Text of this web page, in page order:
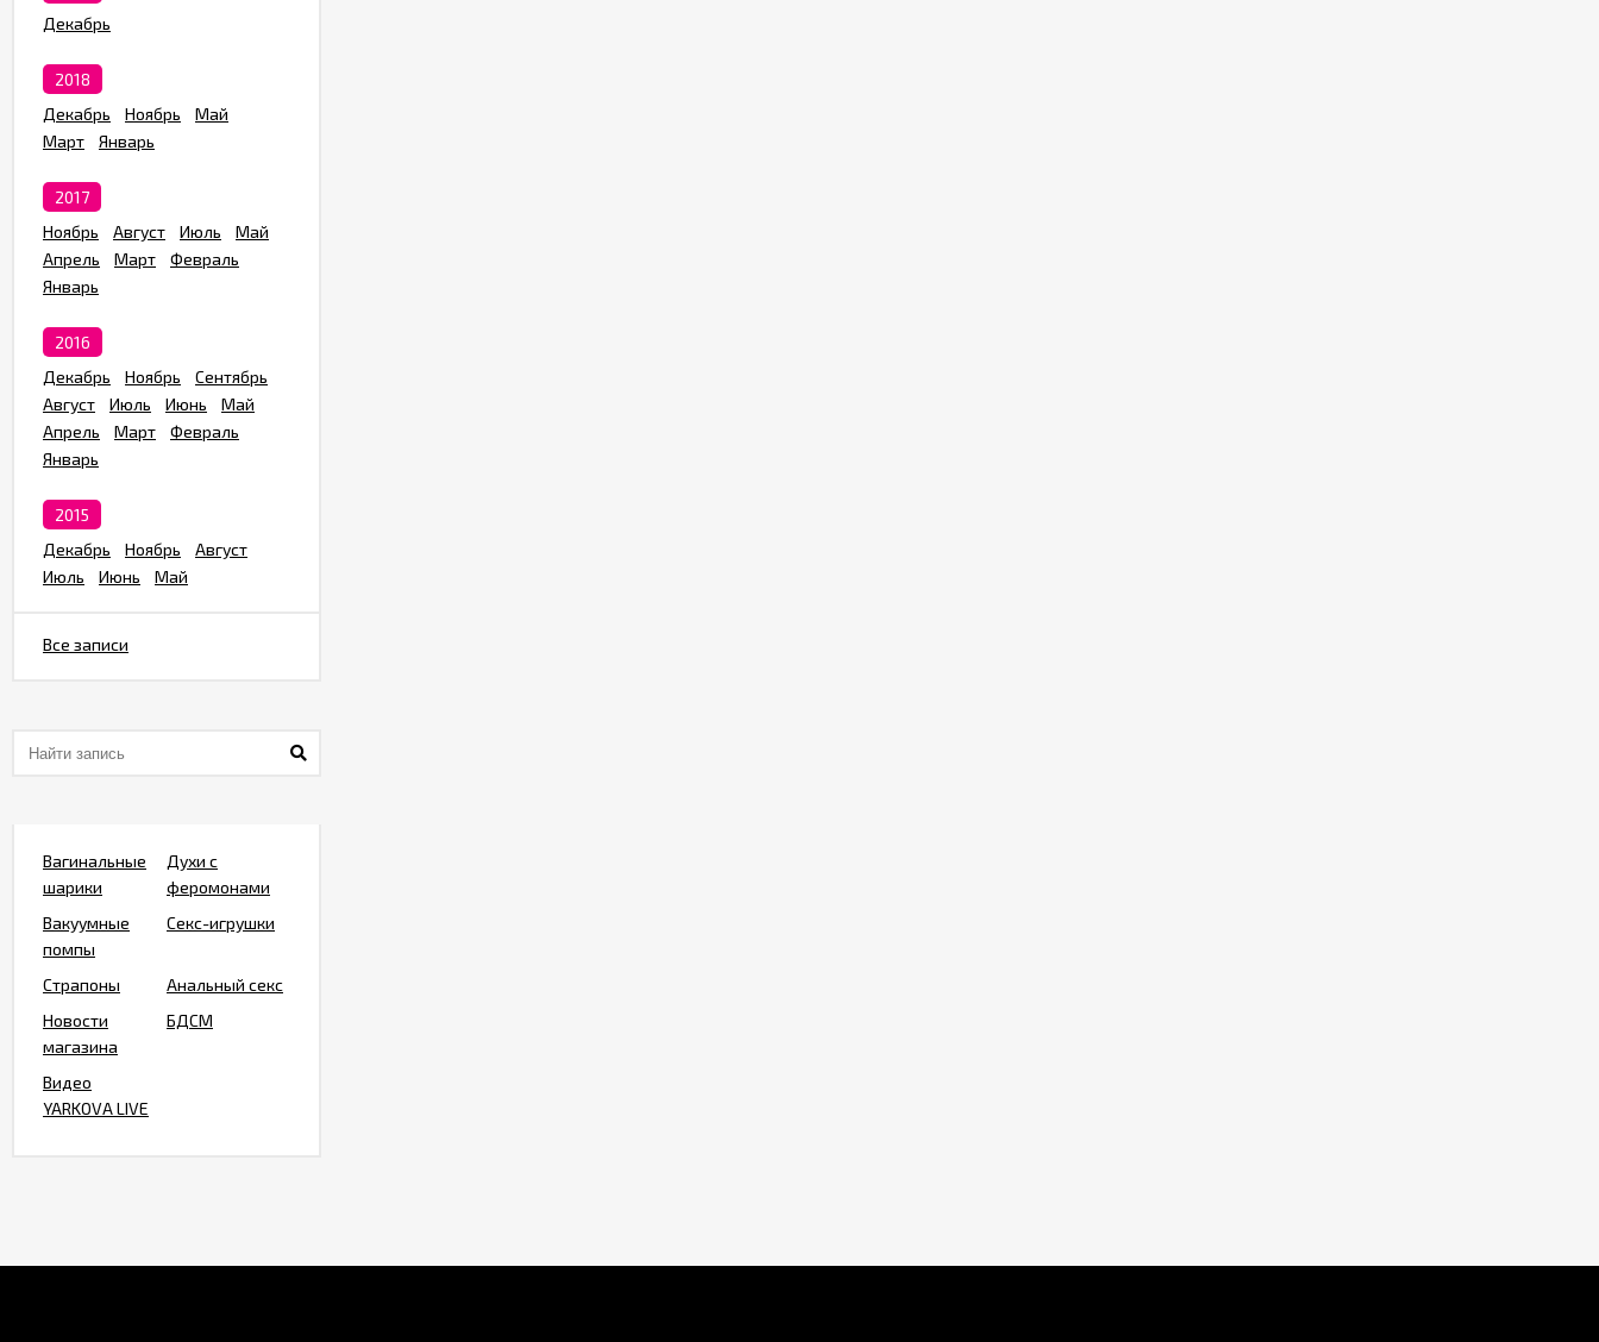
Декабрь
2018
Декабрь
Ноябрь
Май
Март
Январь
2017
Ноябрь
Август Июль
Май
Апрель
Март
Февраль
Январь
2016
Декабрь
Ноябрь
Сентябрь
Август
Июль Июнь
Май
Апрель
Март
Февраль
Январь
2015
Декабрь
Ноябрь
Август
Июль
Июнь Май
Все записи
Вагинальные
шарики
Духи с
феромонами
Вакуумные
помпы
Секс-игрушки
Страпоны
Анальный секс
Новости
магазина
БДСМ
Видео
YARKOVA LIVE